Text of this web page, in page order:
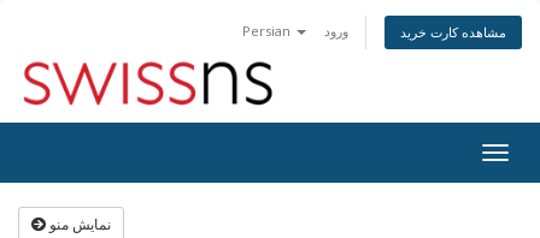
Persian ورود مشاهده کارت خرید
نمایش منو